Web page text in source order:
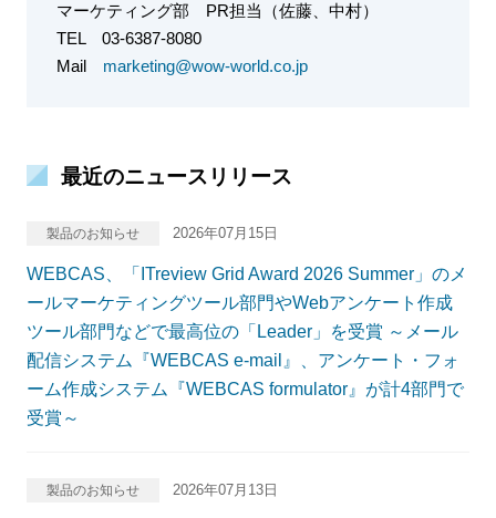
マーケティング部 PR担当（佐藤、中村）
TEL 03-6387-8080
Mail marketing@wow-world.co.jp
最近のニュースリリース
製品のお知らせ 2026年07月15日
WEBCAS、「ITreview Grid Award 2026 Summer」のメ
ールマーケティングツール部門やWebアンケート作成
ツール部門などで最高位の「Leader」を受賞 ～メール
配信システム『WEBCAS e-mail』、アンケート・フォ
ーム作成システム『WEBCAS formulator』が計4部門で
受賞～
製品のお知らせ 2026年07月13日